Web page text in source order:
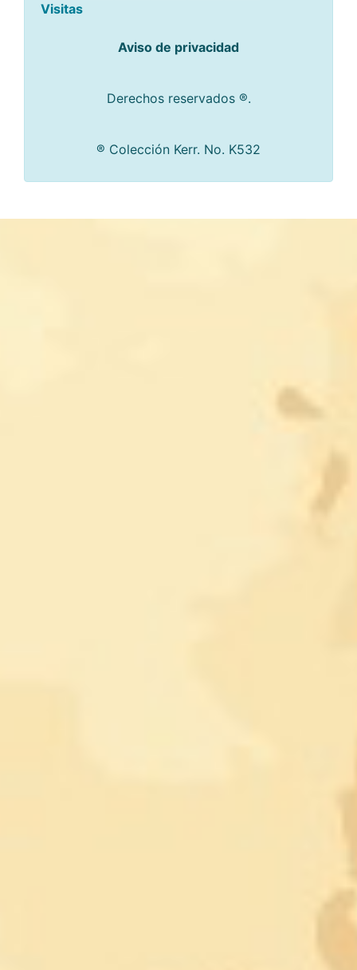
Visitas
Aviso de privacidad
Derechos reservados ®.
® Colección Kerr. No. K532